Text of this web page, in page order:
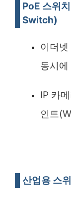
PoE 스위
Switch)
이더
동시
IP 카
인트
산업용 스